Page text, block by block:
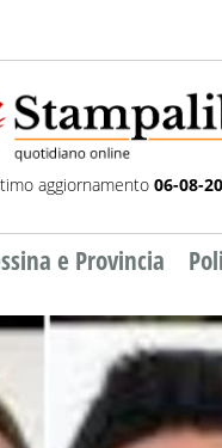
aggiornamento 06-08-
e Provincia